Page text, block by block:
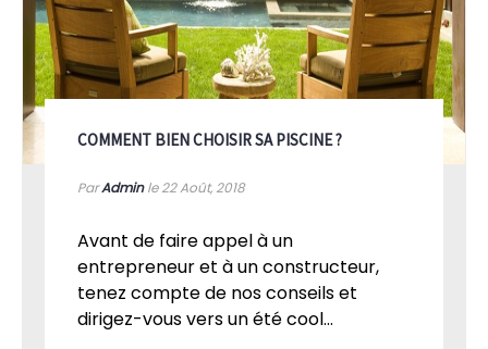
COMMENT BIEN CHOISIR SA PISCINE ?
ParAdminle 22Août, 2018
Avant de faire appel à un
entrepreneur et à un constructeur,
tenez compte de nos conseils et
dirigez-vous vers un été cool...